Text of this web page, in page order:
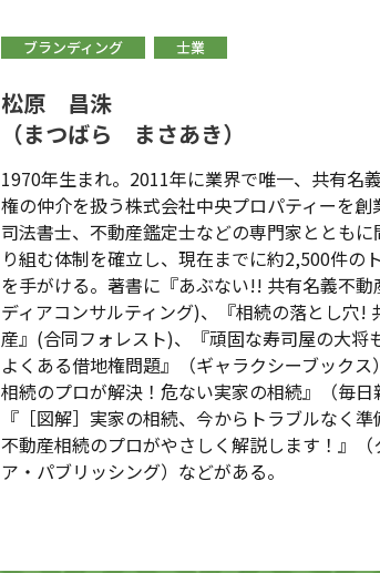
ブランディング 士業
松原 昌洙
（まつばら まさあき）
1970年生まれ。2011年に業界で唯一、共有名
権の仲介を扱う株式会社中央プロパティーを創
司法書士、不動産鑑定士などの専門家とともに
り組む体制を確立し、現在までに約2,500件の
を手がける。著書に『あぶない!! 共有名義不動
ディアコンサルティング)、『相続の落とし穴!
産』(合同フォレスト)、『頑固な寿司屋の大将
よくある借地権問題』（ギャラクシーブックス
相続のプロが解決！危ない実家の相続』（毎日
『［図解］実家の相続、今からトラブルなく
不動産相続のプロがやさしく解説します！』（
ア・パブリッシング）などがある。